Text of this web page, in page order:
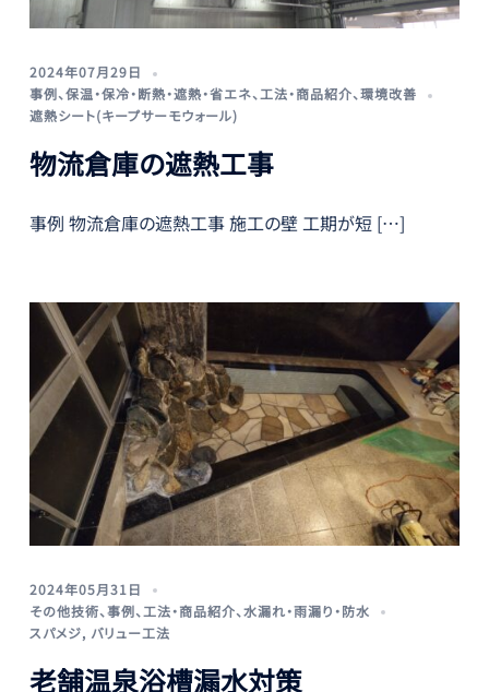
2024年07月29日
事例、保温・保冷・断熱・遮熱・省エネ、 工法・商品紹介、環境改善
遮熱シート(キープサーモウォール)
物流倉庫の遮熱工事
事例 物流倉庫の遮熱工事 施工の壁 工期が短 […]
2024年05月31日
その他技術、事例、 工法・商品紹介、水漏れ・雨漏り・防水
スパメジ, バリュー工法
老舗温泉浴槽漏水対策